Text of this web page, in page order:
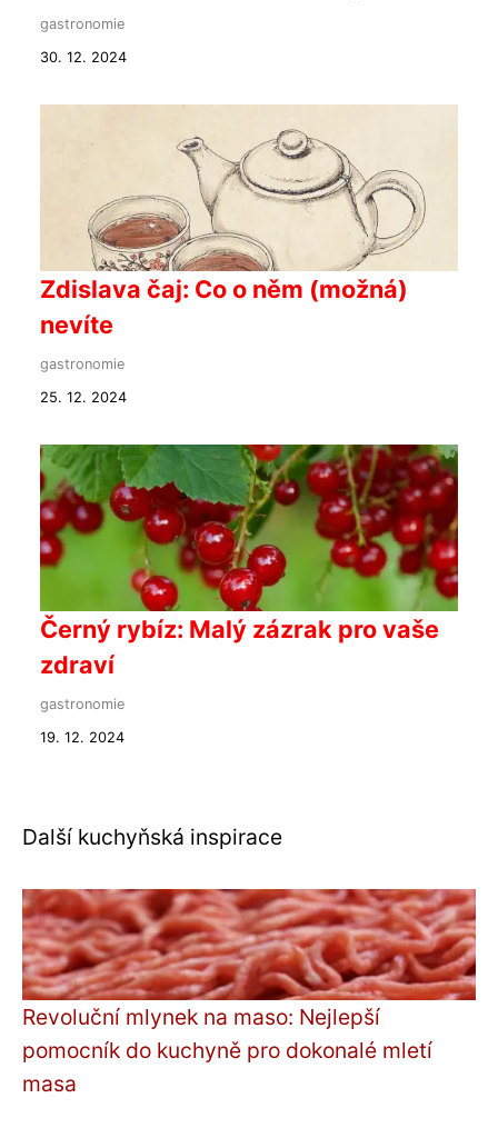
gastronomie
30. 12. 2024
Zdislava čaj: Co o něm (možná)
nevíte
gastronomie
25. 12. 2024
Černý rybíz: Malý zázrak pro vaše
zdraví
gastronomie
19. 12. 2024
Další kuchyňská inspirace
Revoluční mlynek na maso: Nejlepší
pomocník do kuchyně pro dokonalé mletí
masa